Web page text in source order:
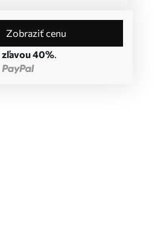
Zobraziť cenu
zľavou 40%.